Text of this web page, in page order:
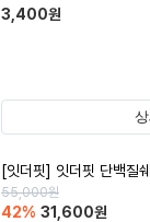
3,400원
[잇더핏] 잇더핏 단백질
55,000원
42% 31,600원